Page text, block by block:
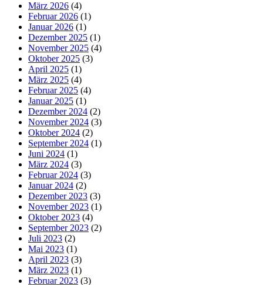
März 2026 (4)
Februar 2026 (1)
Januar 2026 (1)
Dezember 2025 (1)
November 2025 (4)
Oktober 2025 (3)
April 2025 (1)
März 2025 (4)
Februar 2025 (4)
Januar 2025 (1)
Dezember 2024 (2)
November 2024 (3)
Oktober 2024 (2)
September 2024 (1)
Juni 2024 (1)
März 2024 (3)
Februar 2024 (3)
Januar 2024 (2)
Dezember 2023 (3)
November 2023 (1)
Oktober 2023 (4)
September 2023 (2)
Juli 2023 (2)
Mai 2023 (1)
April 2023 (3)
März 2023 (1)
Februar 2023 (3)